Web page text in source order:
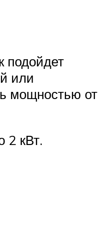
подойдет
или
мощностью от
2 кВт.